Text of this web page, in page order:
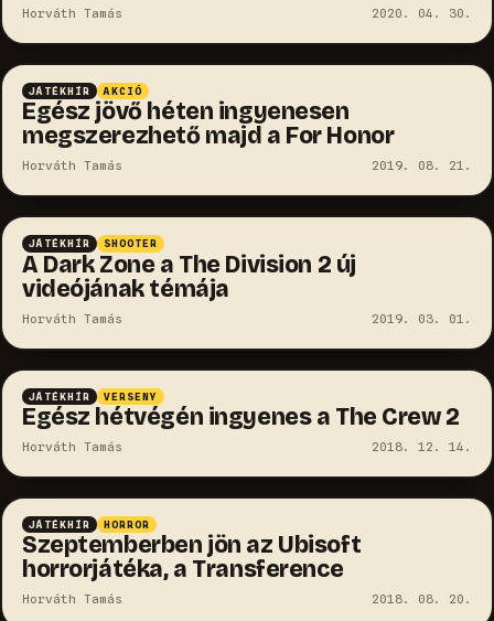
Horváth Tamás 2020. 04. 30.
JÁTÉKHÍR AKCIÓ
Egész jövő héten ingyenesen
megszerezhető majd a For Honor
Horváth Tamás 2019. 08. 21.
JÁTÉKHÍR SHOOTER
A Dark Zone a The Division 2 új
videójának témája
Horváth Tamás 2019. 03. 01.
JÁTÉKHÍR VERSENY
Egész hétvégén ingyenes a The Crew 2
Horváth Tamás 2018. 12. 14.
JÁTÉKHÍR HORROR
Szeptemberben jön az Ubisoft
horrorjátéka, a Transference
Horváth Tamás 2018. 08. 20.